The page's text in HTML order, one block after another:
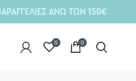
ΑΝΩ ΤΩΝ 150€
0 0